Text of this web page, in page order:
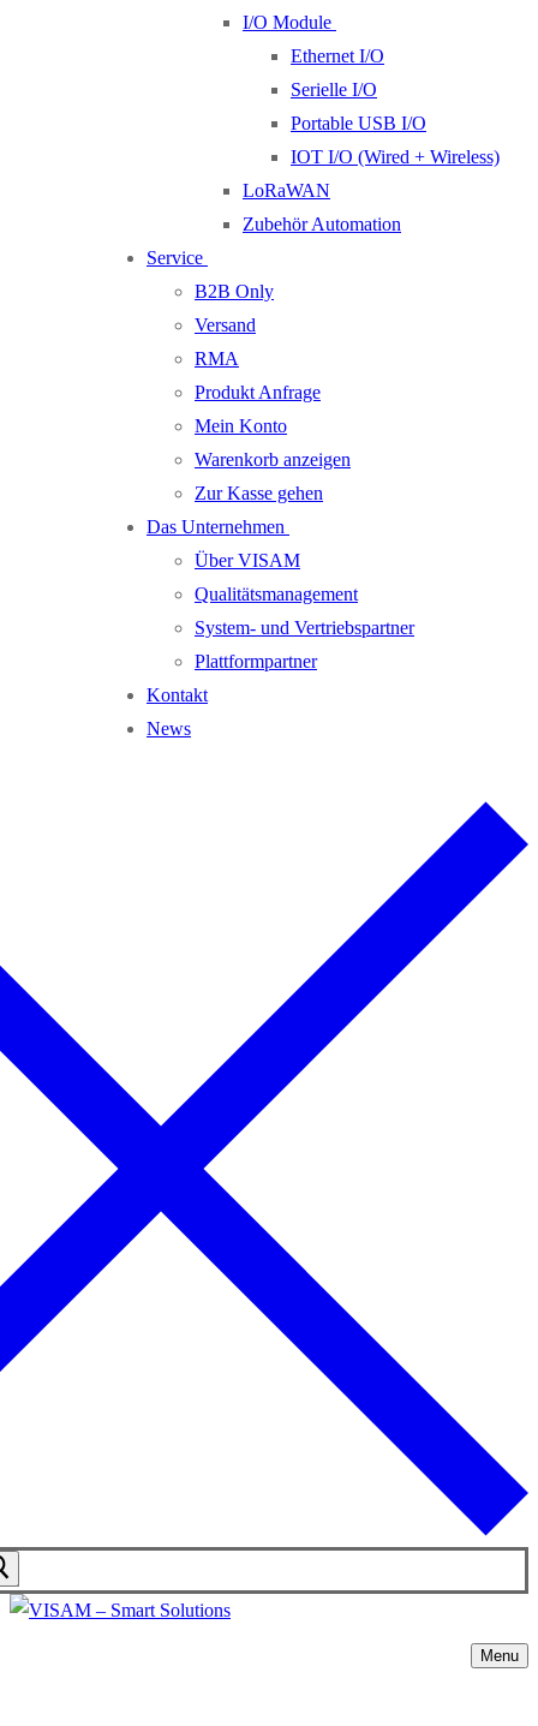
I/O Module
Ethernet I/O
Serielle I/O
Portable USB I/O
IOT I/O (Wired + Wireless)
LoRaWAN
Zubehör Automation
Service
B2B Only
Versand
RMA
Produkt Anfrage
Mein Konto
Warenkorb anzeigen
Zur Kasse gehen
Das Unternehmen
Über VISAM
Qualitätsmanagement
System- und Vertriebspartner
Plattformpartner
Kontakt
News
Menu